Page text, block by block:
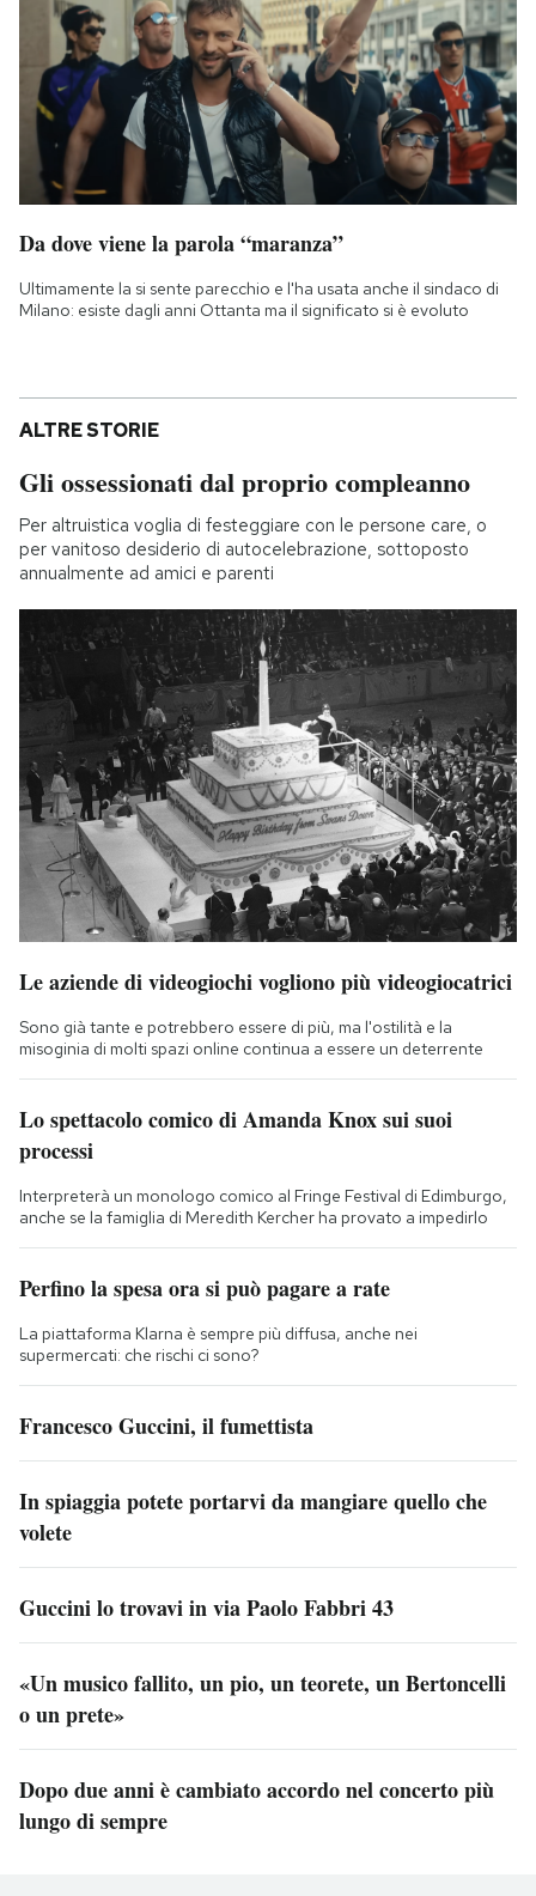
Da dove viene la parola “maranza”
Ultimamente la si sente parecchio e l'ha usata anche il sindaco di
Milano: esiste dagli anni Ottanta ma il significato si è evoluto
ALTRE STORIE
Gli ossessionati dal proprio compleanno
Per altruistica voglia di festeggiare con le persone care, o
per vanitoso desiderio di autocelebrazione, sottoposto
annualmente ad amici e parenti
Le aziende di videogiochi vogliono più videogiocatrici
Sono già tante e potrebbero essere di più, ma l'ostilità e la
misoginia di molti spazi online continua a essere un deterrente
Lo spettacolo comico di Amanda Knox sui suoi
processi
Interpreterà un monologo comico al Fringe Festival di Edimburgo,
anche se la famiglia di Meredith Kercher ha provato a impedirlo
Perfino la spesa ora si può pagare a rate
La piattaforma Klarna è sempre più diffusa, anche nei
supermercati: che rischi ci sono?
Francesco Guccini, il fumettista
In spiaggia potete portarvi da mangiare quello che
volete
Guccini lo trovavi in via Paolo Fabbri 43
«Un musico fallito, un pio, un teorete, un Bertoncelli
o un prete»
Dopo due anni è cambiato accordo nel concerto più
lungo di sempre